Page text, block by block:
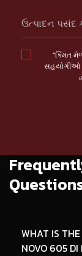
ઉત્પાદન પસંદ
“કિંમત
સહયોગીઓ
WHAT IS
NOVO 605 DI